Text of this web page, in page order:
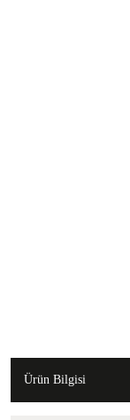
Ürün Bilgisi